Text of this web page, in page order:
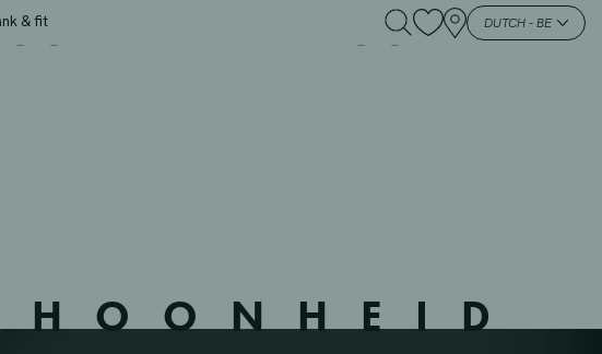
& fit DUTCH - BE
– 133103 – OUD –